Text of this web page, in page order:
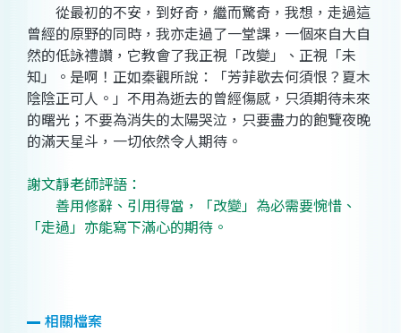
從最初的不安，到好奇，繼而驚奇，我想，走過這
曾經的原野的同時，我亦走過了一堂課，一個來自大自
然的低詠禮讚，它教會了我正視「改變」、正視「未
知」。是啊！正如秦觀所說：「芳菲歇去何須恨？夏木
陰陰正可人。」不用為逝去的曾經傷感，只須期待未來
的曙光；不要為消失的太陽哭泣，只要盡力的飽覽夜晚
的滿天星斗，一切依然令人期待。
謝文靜老師評語：
善用修辭、引用得當，「改變」為必需要惋惜、
「走過」亦能寫下滿心的期待。
相關檔案